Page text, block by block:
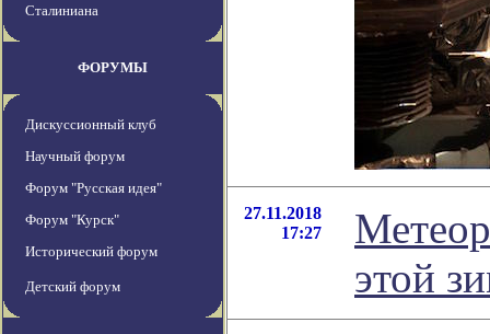
Сталиниана
ФОРУМЫ
Дискуссионный клуб
Научный форум
Форум "Русская идея"
Форум "Курск"
Исторический форум
Детский форум
27.11.2018
17:27
этой